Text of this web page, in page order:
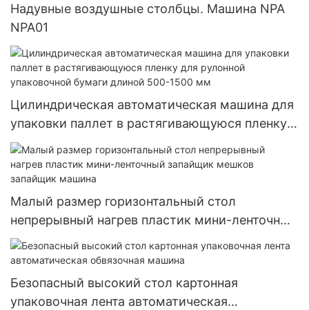
Надувные воздушные столбцы. Машина NPA
NPA01
Цилиндрическая автоматическая машина для
упаковки паллет в растягивающуюся пленку
для рулонной упаковочной бумаги длиной
500-1500 мм
Малый размер горизонтальный стол
непрерывный нагрев пластик мини-ленточный
запайщик мешков запайщик машина
Безопасный высокий стол картонная
упаковочная лента автоматическая